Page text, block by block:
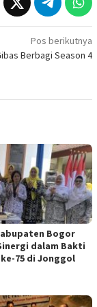
Pos berikutnya
Berbagi Season 4
Bogor
dalam Bakti
ke-75 di Jonggol